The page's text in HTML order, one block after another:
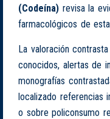
(Codeína) revisa la
farmacológicos de
La valoración
conocidos, alertas de
monografías
localizado referencias
o sobre policonsumo